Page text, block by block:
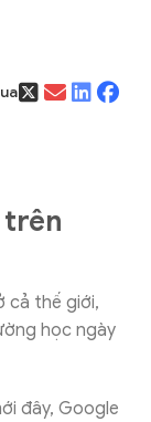
trên
cả thế giới,
học ngày
đây, Google